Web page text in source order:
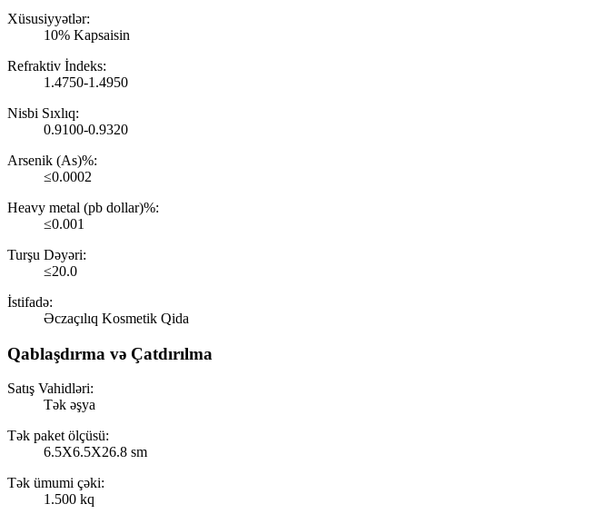
Xüsusiyyətlər:
10% Kapsaisin
Refraktiv İndeks:
1.4750-1.4950
Nisbi Sıxlıq:
0.9100-0.9320
Arsenik (As)%:
≤0.0002
Heavy metal (pb dollar)%:
≤0.001
Turşu Dəyəri:
≤20.0
İstifadə:
Əczaçılıq Kosmetik Qida
Qablaşdırma və Çatdırılma
Satış Vahidləri:
Tək əşya
Tək paket ölçüsü:
6.5X6.5X26.8 sm
Tək ümumi çəki:
1.500 kq